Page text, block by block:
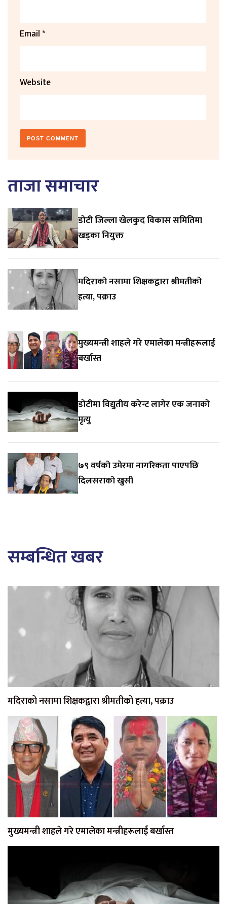
Email*
Website
ताजा समाचार
डाेटी जिल्ला खेलकुद विकास समितिमा
खड्का नियुक्त
मदिराको नसामा शिक्षकद्वारा श्रीमतीको
हत्या, पक्राउ
मुख्यमन्त्री शाहले गरे एमालेका मन्त्रीहरूलाई
बर्खास्त
डोटीमा विद्युतीय करेन्ट लागेर एक जनाको
मृत्यु
७९ वर्षको उमेरमा नागरिकता पाएपछि
दिलसराको खुसी
सम्बन्धित खबर
मदिराको नसामा शिक्षकद्वारा श्रीमतीको हत्या, पक्राउ
मुख्यमन्त्री शाहले गरे एमालेका मन्त्रीहरूलाई बर्खास्त